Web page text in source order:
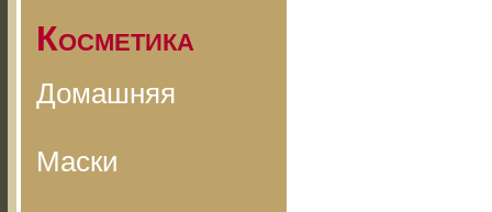
Косметика
Домашняя
Маски